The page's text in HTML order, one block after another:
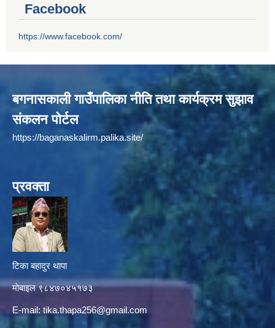
Facebook
https://www.facebook.com/
बगनासकाली गाउँपालिका नीति तथा कार्यक्रम सुझाव
संकलन पोर्टल
https://baganaskalirm.palika.site/
प्रवक्ता
टिका बहादुर थापा
माे‍बाइल ९८४७०४५१७३
E-mail: tika.thapa256@gmail.com